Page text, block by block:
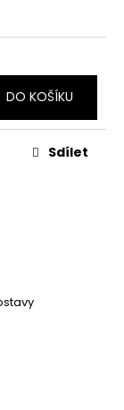
DO KOŠÍKU
Sdílet